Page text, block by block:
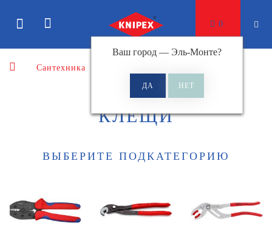
Ваш город — Эль-Монте?
0
Сантехника
КЛЕЩИ
ВЫБЕРИТЕ ПОДКАТЕГОРИЮ